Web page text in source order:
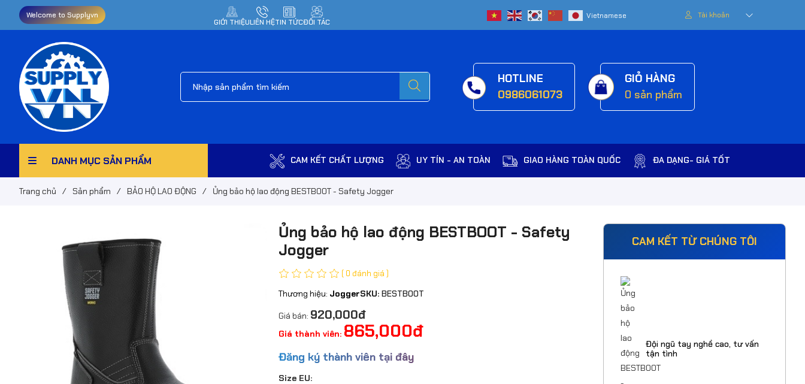
Welcome to Supplyvn
GIỚI THIỆULIÊN HỆTIN TỨCĐỐI TÁC
Tài khoản
HOTLINE
0986061073
GIỎ HÀNG
0 sản phẩm
DANH MỤC SẢN PHẨM CAM KẾT CHẤT LƯỢNG UY TÍN - AN TOÀN GIAO HÀNG TOÀN QUỐC ĐA DẠNG- GIÁ TỐT
Trang chủ / Sản phẩm / BẢO HỘ LAO ĐỘNG / Ủng bảo hộ lao động BESTBOOT - Safety Jogger
Ủng bảo hộ lao động BESTBOOT - Safety
Jogger
( 0 đánh giá )
Thương hiệu: JoggerSKU:BESTBOOT
Giá bán: 920,000đ
Giá thành viên: 865,000đ
Đăng ký thành viên tại đây
Size EU:
CAM KẾT TỪ CHÚNG TÔI
Đội ngũ tay nghề cao, tư vấn
tận tình